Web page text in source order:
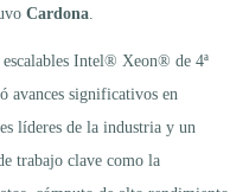
Cardona
escalables Intel® Xeon® de 4ª
avances significativos en
líderes de la industria y un
trabajo clave como la